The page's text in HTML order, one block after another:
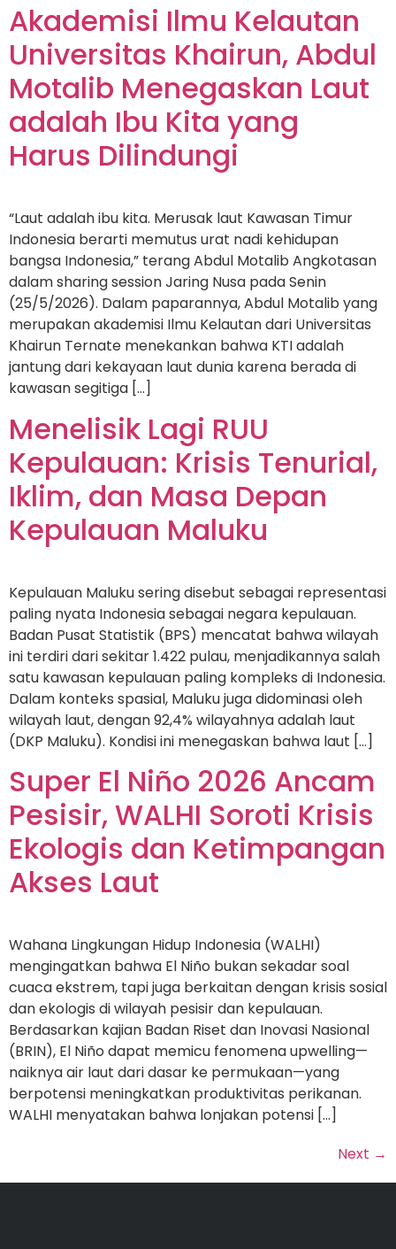
Akademisi Ilmu Kelautan
Universitas Khairun, Abdul
Motalib Menegaskan Laut
adalah Ibu Kita yang
Harus Dilindungi
“Laut adalah ibu kita. Merusak laut Kawasan Timur
Indonesia berarti memutus urat nadi kehidupan
bangsa Indonesia,” terang Abdul Motalib Angkotasan
dalam sharing session Jaring Nusa pada Senin
(25/5/2026). Dalam paparannya, Abdul Motalib yang
merupakan akademisi Ilmu Kelautan dari Universitas
Khairun Ternate menekankan bahwa KTI adalah
jantung dari kekayaan laut dunia karena berada di
kawasan segitiga […]
Menelisik Lagi RUU
Kepulauan: Krisis Tenurial,
Iklim, dan Masa Depan
Kepulauan Maluku
Kepulauan Maluku sering disebut sebagai representasi
paling nyata Indonesia sebagai negara kepulauan.
Badan Pusat Statistik (BPS) mencatat bahwa wilayah
ini terdiri dari sekitar 1.422 pulau, menjadikannya salah
satu kawasan kepulauan paling kompleks di Indonesia.
Dalam konteks spasial, Maluku juga didominasi oleh
wilayah laut, dengan 92,4% wilayahnya adalah laut
(DKP Maluku). Kondisi ini menegaskan bahwa laut […]
Super El Niño 2026 Ancam
Pesisir, WALHI Soroti Krisis
Ekologis dan Ketimpangan
Akses Laut
Wahana Lingkungan Hidup Indonesia (WALHI)
mengingatkan bahwa El Niño bukan sekadar soal
cuaca ekstrem, tapi juga berkaitan dengan krisis sosial
dan ekologis di wilayah pesisir dan kepulauan.
Berdasarkan kajian Badan Riset dan Inovasi Nasional
(BRIN), El Niño dapat memicu fenomena upwelling—
naiknya air laut dari dasar ke permukaan—yang
berpotensi meningkatkan produktivitas perikanan.
WALHI menyatakan bahwa lonjakan potensi […]
Next →